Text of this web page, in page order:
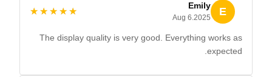
E
Emily
Aug 6.2025
★★★★★
★★★★★
The display quality is very good. Everything works as
expected.